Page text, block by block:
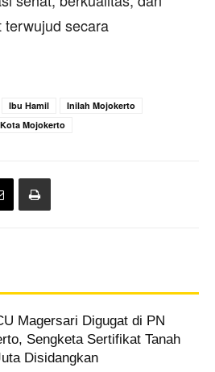
terwujud secara
Ibu Hamil
Inilah Mojokerto
Mojokerto
Magersari Digugat di PN
Sengketa Sertifikat Tanah
Disidangkan